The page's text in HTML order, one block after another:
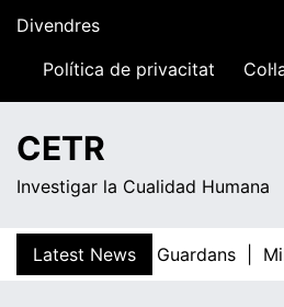
content
Divendres
23:38Política de privacitat
CETR
Investigar la Cualidad Humana
Latest News
Teresa Guardans |